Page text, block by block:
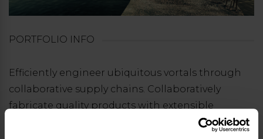
PORTFOLIO INFO
Efficiently engineer ubiquitous vortals through
collaborative supply chains. Collaboratively
fabricate quality products with extensible
schemas. Holisticly re-engineer holistic